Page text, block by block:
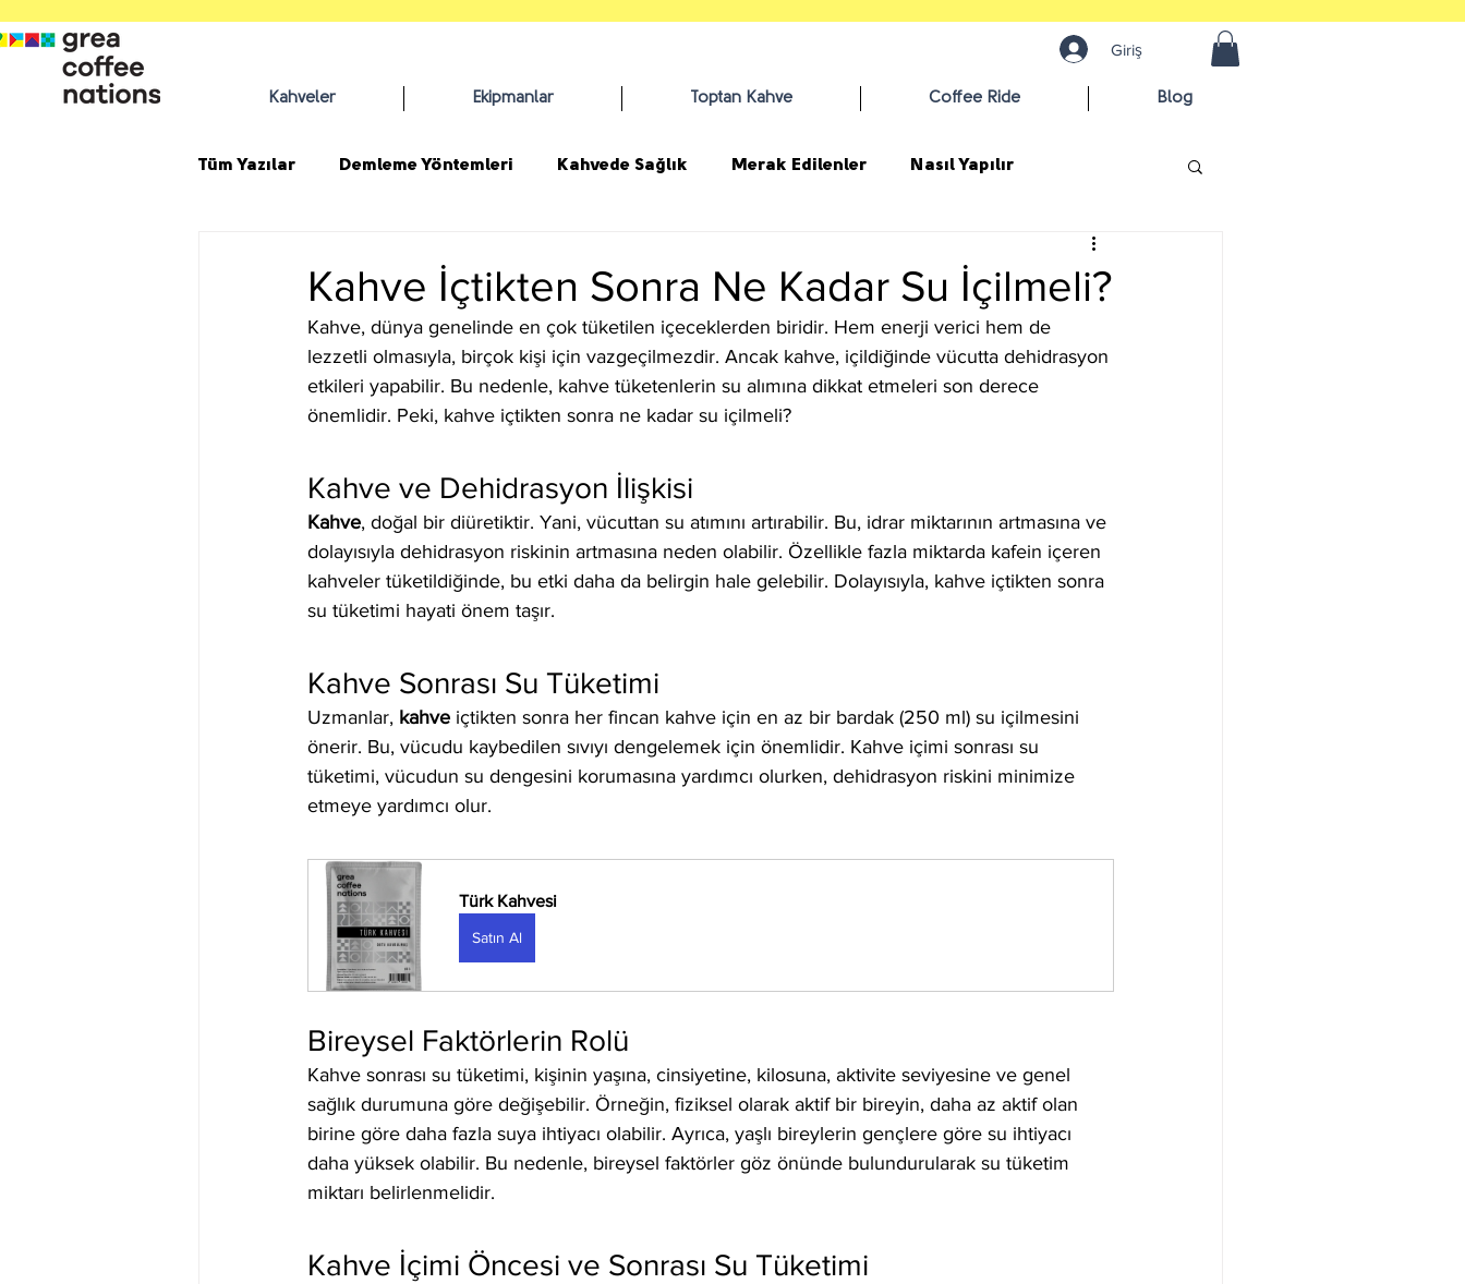
Giriş
Kahveler Ekipmanlar Toptan Kahve Coffee Ride Blog
Tüm Yazılar Demleme Yöntemleri Kahvede Sağlık Merak Edilenler Nasıl Yapılır
Kahve İçtikten Sonra Ne Kadar Su İçilmeli?
Kahve, dünya genelinde en çok tüketilen içeceklerden biridir. Hem enerji verici hem de
lezzetli olmasıyla, birçok kişi için vazgeçilmezdir. Ancak kahve, içildiğinde vücutta dehidrasyon
etkileri yapabilir. Bu nedenle, kahve tüketenlerin su alımına dikkat etmeleri son derece
önemlidir. Peki, kahve içtikten sonra ne kadar su içilmeli?
Kahve ve Dehidrasyon İlişkisi
Kahve, doğal bir diüretiktir. Yani, vücuttan su atımını artırabilir. Bu, idrar miktarının artmasına ve
dolayısıyla dehidrasyon riskinin artmasına neden olabilir. Özellikle fazla miktarda kafein içeren
kahveler tüketildiğinde, bu etki daha da belirgin hale gelebilir. Dolayısıyla, kahve içtikten sonra
su tüketimi hayati önem taşır.
Kahve Sonrası Su Tüketimi
Uzmanlar, kahve içtikten sonra her fincan kahve için en az bir bardak (250 ml) su içilmesini
önerir. Bu, vücudu kaybedilen sıvıyı dengelemek için önemlidir. Kahve içimi sonrası su
tüketimi, vücudun su dengesini korumasına yardımcı olurken, dehidrasyon riskini minimize
etmeye yardımcı olur.
Türk Kahvesi
Satın Al
Bireysel Faktörlerin Rolü
Kahve sonrası su tüketimi, kişinin yaşına, cinsiyetine, kilosuna, aktivite seviyesine ve genel
sağlık durumuna göre değişebilir. Örneğin, fiziksel olarak aktif bir bireyin, daha az aktif olan
birine göre daha fazla suya ihtiyacı olabilir. Ayrıca, yaşlı bireylerin gençlere göre su ihtiyacı
daha yüksek olabilir. Bu nedenle, bireysel faktörler göz önünde bulundurularak su tüketim
miktarı belirlenmelidir.
Kahve İçimi Öncesi ve Sonrası Su Tüketimi